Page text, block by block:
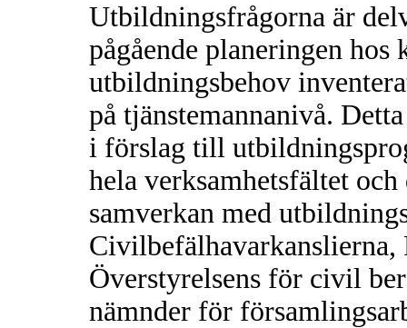
Utbildningsfrågorna är
pågående planeringen
utbildningsbehov
på tjänstemannanivå.
i förslag till
hela verksamhetsfältet
samverkan med
Civilbefälhavarkanslierna,
Överstyrelsens för civil
nämnder för